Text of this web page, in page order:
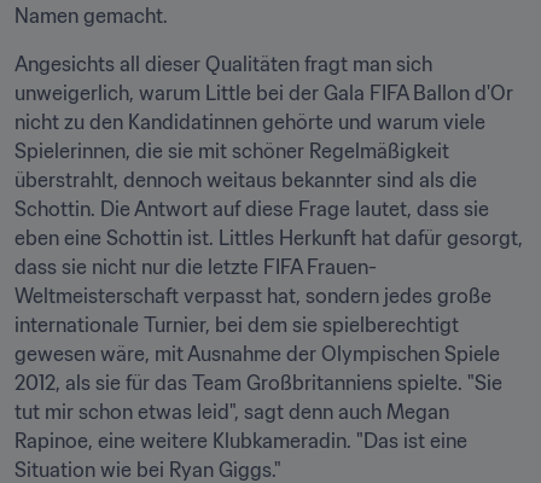
Namen gemacht.
Angesichts all dieser Qualitäten fragt man sich
unweigerlich, warum Little bei der Gala FIFA Ballon d'Or
nicht zu den Kandidatinnen gehörte und warum viele
Spielerinnen, die sie mit schöner Regelmäßigkeit
überstrahlt, dennoch weitaus bekannter sind als die
Schottin. Die Antwort auf diese Frage lautet, dass sie
eben eine Schottin ist. Littles Herkunft hat dafür gesorgt,
dass sie nicht nur die letzte FIFA Frauen-
Weltmeisterschaft verpasst hat, sondern jedes große
internationale Turnier, bei dem sie spielberechtigt
gewesen wäre, mit Ausnahme der Olympischen Spiele
2012, als sie für das Team Großbritanniens spielte. "Sie
tut mir schon etwas leid", sagt denn auch Megan
Rapinoe, eine weitere Klubkameradin. "Das ist eine
Situation wie bei Ryan Giggs."